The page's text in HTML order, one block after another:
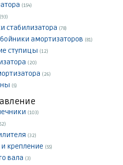
(154)
(93)
стабилизатора (78)
амортизаторов (81)
ступицы (12)
(20)
(26)
(5)
(103)
(32)
крепление (55)
вала (3)